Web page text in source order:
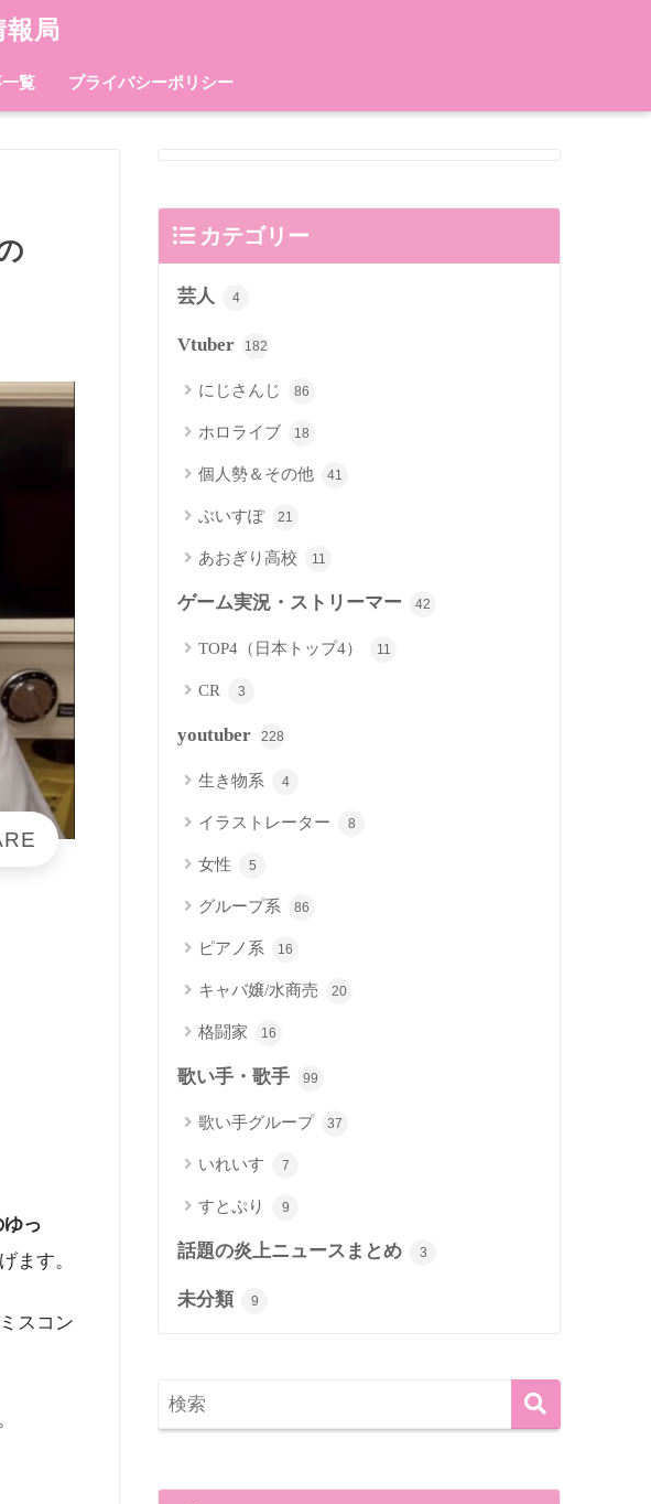
局
覧 プライバシーポリシー
っ
ます。
スコン
カテゴリー
芸人 4
Vtuber 182
にじさんじ 86
ホロライブ 18
個人勢＆その他 41
ぶいすぽ 21
あおぎり高校 11
ゲーム実況・ストリーマー 42
TOP4（日本トップ4） 11
CR 3
youtuber 228
生き物系 4
イラストレーター 8
女性 5
グループ系 86
ピアノ系 16
キャバ嬢/水商売 20
格闘家 16
歌い手・歌手 99
歌い手グループ 37
いれいす 7
すとぷり 9
話題の炎上ニュースまとめ 3
未分類 9